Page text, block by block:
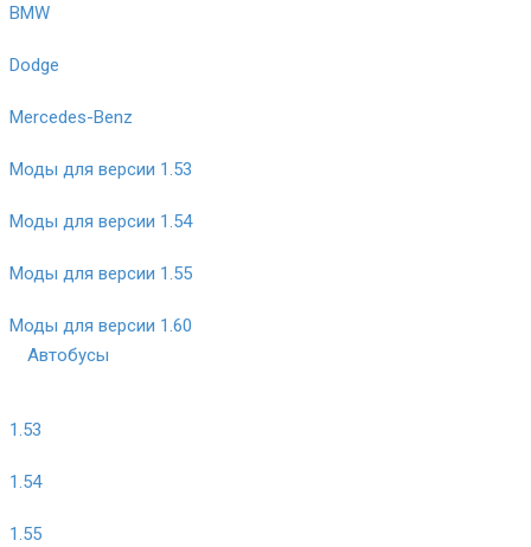
BMW
Dodge
Mercedes-Benz
Моды для версии 1.53
Моды для версии 1.54
Моды для версии 1.55
Моды для версии 1.60
Автобусы
1.53
1.54
1.55